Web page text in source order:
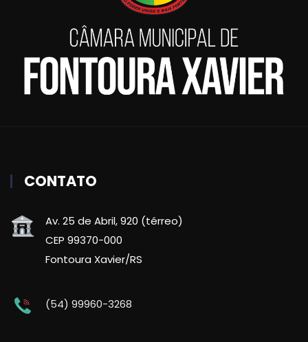
CONTATO
Av. 25 de Abril, 920 (térreo)
CEP 99370-000
Fontoura Xavier/RS
(54) 99960-3268